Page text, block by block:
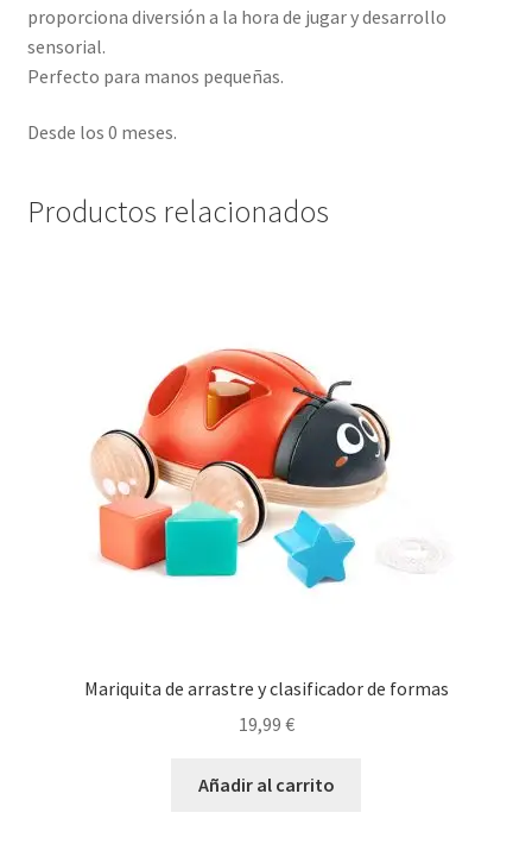
proporciona diversión a la hora de jugar y desarrollo
sensorial.
Perfecto para manos pequeñas.
Desde los 0 meses.
Productos relacionados
Mariquita de arrastre y clasificador de formas
19,99 €
Añadir al carrito